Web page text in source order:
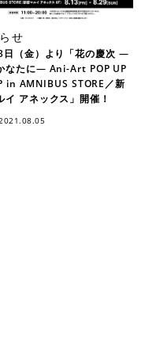
せ
日（金）より「花の慶次 ―
なたに― Ani-Art POP UP
in AMNIBUS STORE／新
イ アネックス」開催！